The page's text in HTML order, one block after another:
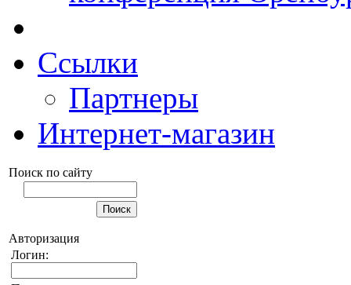
Ссылки
Партнеры
Интернет-магазин
Поиск по сайту
Авторизация
Логин: